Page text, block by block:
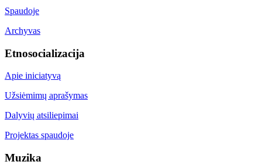
Spaudoje
Archyvas
Etnosocializacija
Apie iniciatyvą
Užsiėmimų aprašymas
Dalyvių atsiliepimai
Projektas spaudoje
Muzika